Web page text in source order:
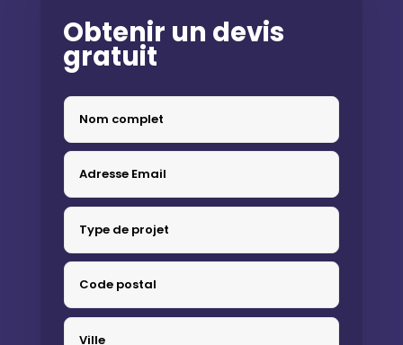
Obtenir un devis
gratuit